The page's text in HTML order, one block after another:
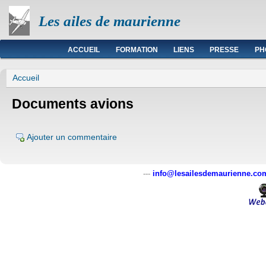
Les ailes de maurienne
Menu principal
ACCUEIL FORMATION LIENS PRESSE
Vous êtes ici
Accueil
Documents avions
Ajouter un commentaire
---